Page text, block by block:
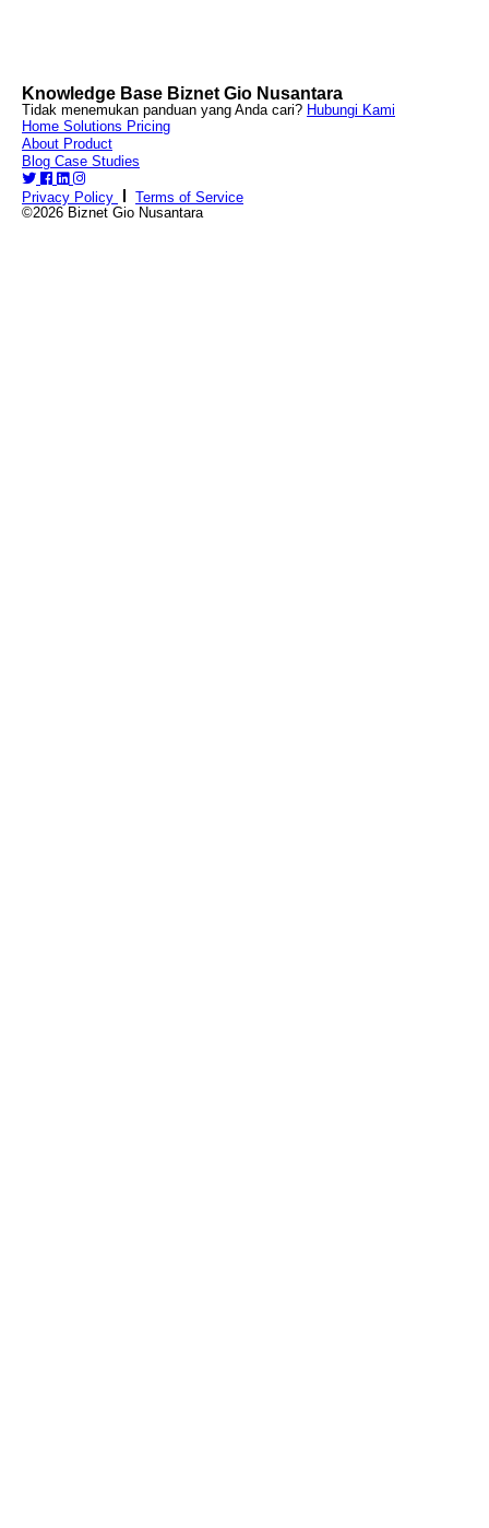
Knowledge Base Biznet Gio Nusantara
Tidak menemukan panduan yang Anda cari? Hubungi Kami
Home Solutions Pricing
About Product
Blog Case Studies
Privacy Policy
Terms of Service
©2026 Biznet Gio Nusantara